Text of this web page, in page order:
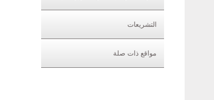
التشريعات
مواقع ذات صلة